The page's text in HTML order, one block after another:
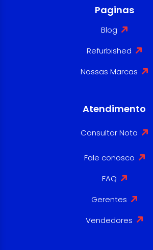
Paginas
Blog
Refurbished
Nossas Marcas
Atendimento
Consultar Nota
Fale conosco
FAQ
Gerentes
Vendedores